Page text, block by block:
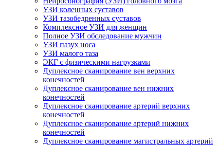
УЗИ коленных суставов
УЗИ тазобедренных суставов
Комплексное УЗИ для женщин
Полное УЗИ обследование мужчин
УЗИ пазух носа
УЗИ малого таза
ЭКГ с физическими нагрузками
Дуплексное сканирование вен верхних
конечностей
Дуплексное сканирование вен нижних
конечностей
Дуплексное сканирование артерий верхних
конечностей
Дуплексное сканирование артерий нижних
конечностей
Дуплексное сканирование магистральных артерий